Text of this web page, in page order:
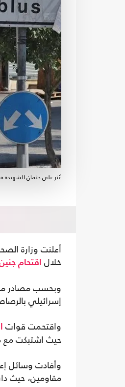
عُثر على جثمان الشهيدة
خلال
اقتحام
وبحسب مصادر
إسرائيلي
واقتحمت قوات
حيث اشتبكت مع
وأفادت وسائل
مقاومين، حيث